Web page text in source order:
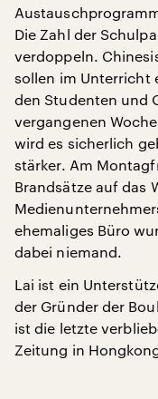
Die Zahl der
verdoppeln.
sollen im Unterricht
den Studenten und
vergangenen
wird es sicherlich
stärker. Am
Brandsätze auf das
ehemaliges Büro
dabei niemand.
Lai ist ein
der Gründer der
ist die letzte
Zeitung in